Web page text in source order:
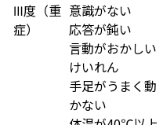
Ⅲ度（重
症）
意識がない
応答が鈍い
言動がおかしい
けいれん
手足がうまく動
かない